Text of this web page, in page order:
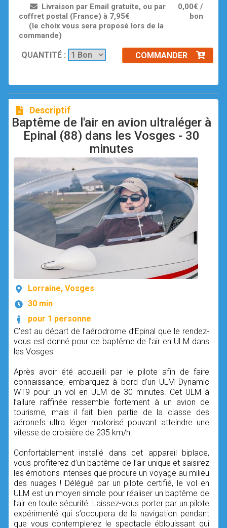
Livraison par Email gratuite, ou par
coffret postal (France) à 7,95€
(le choix vous sera proposé lors de la
commande)
0,00€ /
bon
QUANTITÉ : COMMANDER
Descriptif
Baptême de l'air en avion ultraléger à
Epinal (88) dans les Vosges - 30
minutes
Lorraine, Vosges
30 min
pour 1 personne
C’est au départ de l’aérodrome d’Epinal que le rendez-
vous est donné pour ce baptême de l’air en ULM dans
les Vosges
Après avoir été accueilli par le pilote afin de faire
connaissance, embarquez à bord d’un ULM Dynamic
WT9 pour un vol en ULM de 30 minutes. Cet ULM à
l’allure raffinée ressemble fortement à un avion de
tourisme, mais il fait bien partie de la classe des
aéronefs ultra léger motorisé pouvant atteindre une
vitesse de croisière de 235 km/h.
Confortablement installé dans cet appareil biplace,
vous profiterez d’un baptême de l’air unique et saisirez
les émotions intenses que procure un voyage au milieu
des nuages ! Délégué par un pilote certifié, le vol en
ULM est un moyen simple pour réaliser un baptême de
l’air en toute sécurité. Laissez-vous porter par un pilote
expérimenté qui s’occupera de la navigation pendant
que vous contemplerez le spectacle éblouissant qui